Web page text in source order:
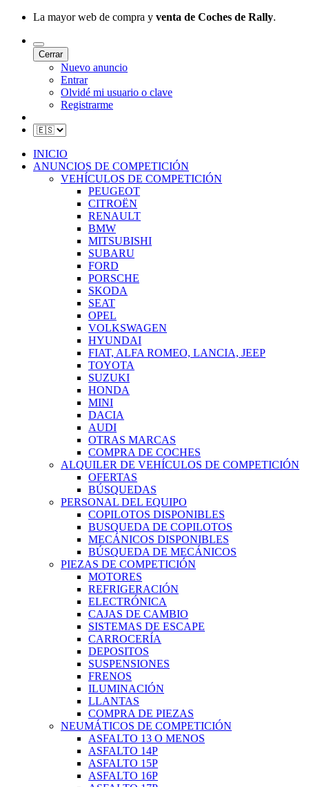
La mayor web de compra y venta de Coches de Rally.
Cerrar
Nuevo anuncio
Entrar
Olvidé mi usuario o clave
Registrarme
INICIO
ANUNCIOS DE COMPETICIÓN
VEHÍCULOS DE COMPETICIÓN
PEUGEOT
CITROËN
RENAULT
BMW
MITSUBISHI
SUBARU
FORD
PORSCHE
SKODA
SEAT
OPEL
VOLKSWAGEN
HYUNDAI
FIAT, ALFA ROMEO, LANCIA, JEEP
TOYOTA
SUZUKI
HONDA
MINI
DACIA
AUDI
OTRAS MARCAS
COMPRA DE COCHES
ALQUILER DE VEHÍCULOS DE COMPETICIÓN
OFERTAS
BÚSQUEDAS
PERSONAL DEL EQUIPO
COPILOTOS DISPONIBLES
BUSQUEDA DE COPILOTOS
MECÁNICOS DISPONIBLES
BÚSQUEDA DE MECÁNICOS
PIEZAS DE COMPETICIÓN
MOTORES
REFRIGERACIÓN
ELECTRÓNICA
CAJAS DE CAMBIO
SISTEMAS DE ESCAPE
CARROCERÍA
DEPOSITOS
SUSPENSIONES
FRENOS
ILUMINACIÓN
LLANTAS
COMPRA DE PIEZAS
NEUMÁTICOS DE COMPETICIÓN
ASFALTO 13 O MENOS
ASFALTO 14P
ASFALTO 15P
ASFALTO 16P